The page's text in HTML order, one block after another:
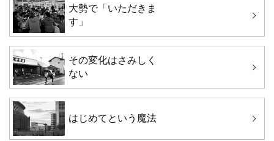
大勢で「いただきま
す」
その変化はさみしく
ない
はじめてという魔法